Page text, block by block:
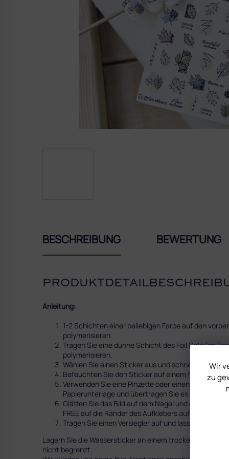
Wir
zu
BESCHREIBUNG BEWERTUNG
Anleitung:
1-2 Schichten einer beliebigen Farbe auf den
polymerisieren.
Tragen Sie eine dünne Schicht des Foil Gels (im
polymerisieren.
Wählen Sie einen Sticker aus und schneiden Sie
Befeuchten Sie den Sticker auf einem feuchten
Verwenden Sie eine Pinzette oder einen
Papierunterlage und übertragen Sie es dann auf
Glätten Sie das Bild auf dem Nagel und entfernen
FREE auf die Ränder des Aufklebers auftragen.
Tragen Sie einen Versiegler auf und lassen Sie ihn
Lagern Sie die Wassersticker an einem trockenen und
nicht begrenzt.